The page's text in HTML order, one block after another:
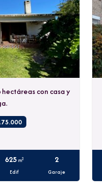
con casa y
625 m2
Edif
2
Garaje